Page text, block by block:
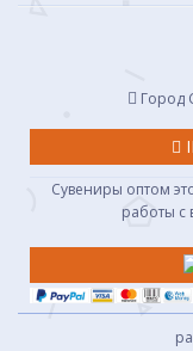
Город
Сувениры оптом
работы с